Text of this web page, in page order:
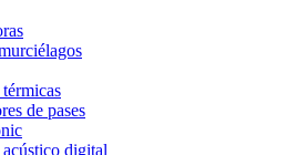
térmicas
de pases
acústico digital